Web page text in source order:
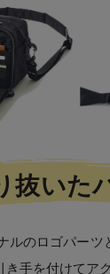
抜いた
ルのロゴパーツ
手を付けてア